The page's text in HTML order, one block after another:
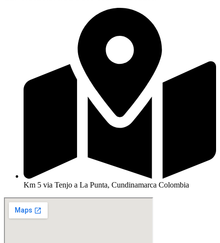
Km 5 via Tenjo a La Punta, Cundinamarca Colombia